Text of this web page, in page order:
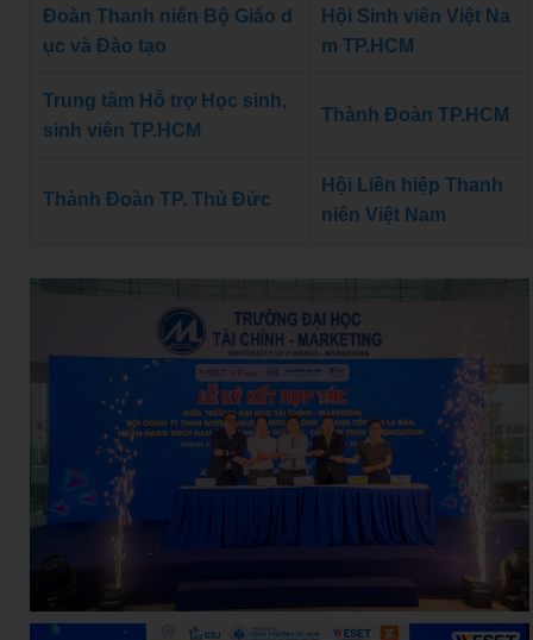
Đoàn Thanh niên Bộ Giáo d
ục và Đào tạo
Hội Sinh viên Việt Na
m TP.HCM
Trung tâm Hỗ trợ Học sinh,
sinh viên TP.HCM
Thành Đoàn TP.HCM
Thành Đoàn TP. Thủ Đức
Hội Liên hiệp Thanh
niên Việt Nam